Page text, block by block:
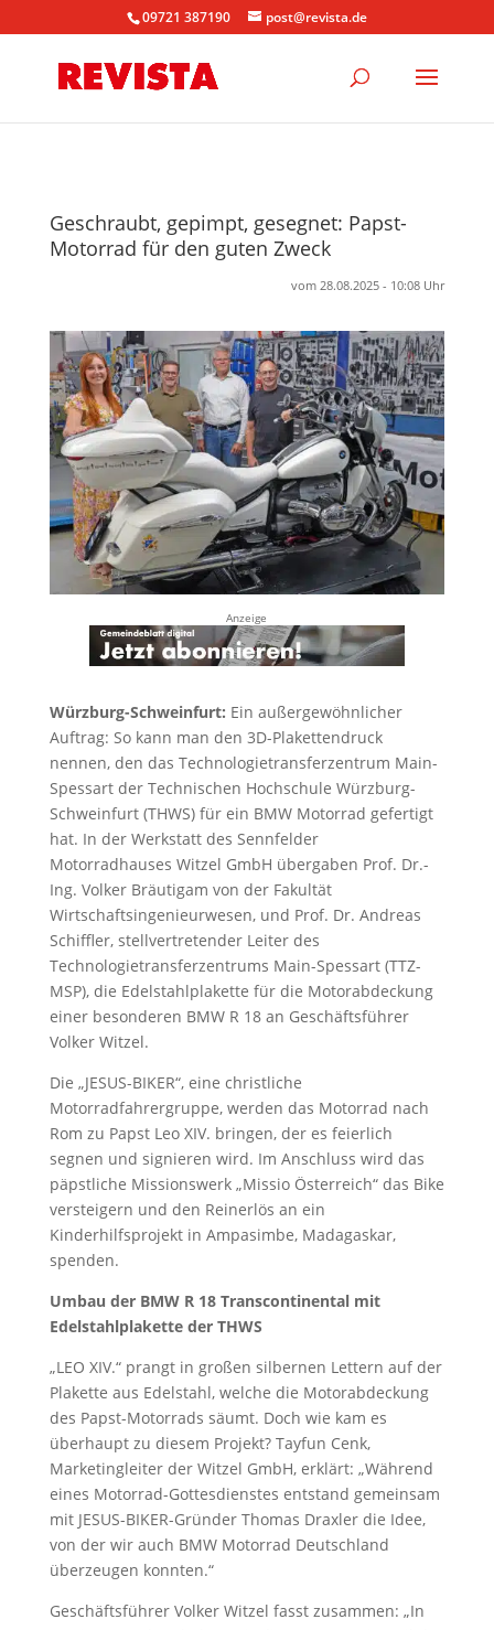
09721 387190 post@revista.de
Geschraubt, gepimpt, gesegnet: Papst-
Motorrad für den guten Zweck
vom 28.08.2025 - 10:08 Uhr
Anzeige
Würzburg-Schweinfurt: Ein außergewöhnlicher
Auftrag: So kann man den 3D-Plakettendruck
nennen, den das Technologietransferzentrum Main-
Spessart der Technischen Hochschule Würzburg-
Schweinfurt (THWS) für ein BMW Motorrad gefertigt
hat. In der Werkstatt des Sennfelder
Motorradhauses Witzel GmbH übergaben Prof. Dr.-
Ing. Volker Bräutigam von der Fakultät
Wirtschaftsingenieurwesen, und Prof. Dr. Andreas
Schiffler, stellvertretender Leiter des
Technologietransferzentrums Main-Spessart (TTZ-
MSP), die Edelstahlplakette für die Motorabdeckung
einer besonderen BMW R 18 an Geschäftsführer
Volker Witzel.
Die „JESUS-BIKER“, eine christliche
Motorradfahrergruppe, werden das Motorrad nach
Rom zu Papst Leo XIV. bringen, der es feierlich
segnen und signieren wird. Im Anschluss wird das
päpstliche Missionswerk „Missio Österreich“ das Bike
versteigern und den Reinerlös an ein
Kinderhilfsprojekt in Ampasimbe, Madagaskar,
spenden.
Umbau der BMW R 18 Transcontinental mit
Edelstahlplakette der THWS
„LEO XIV.“ prangt in großen silbernen Lettern auf der
Plakette aus Edelstahl, welche die Motorabdeckung
des Papst-Motorrads säumt. Doch wie kam es
überhaupt zu diesem Projekt? Tayfun Cenk,
Marketingleiter der Witzel GmbH, erklärt: „Während
eines Motorrad-Gottesdienstes entstand gemeinsam
mit JESUS-BIKER-Gründer Thomas Draxler die Idee,
von der wir auch BMW Motorrad Deutschland
überzeugen konnten.“
Geschäftsführer Volker Witzel fasst zusammen: „In